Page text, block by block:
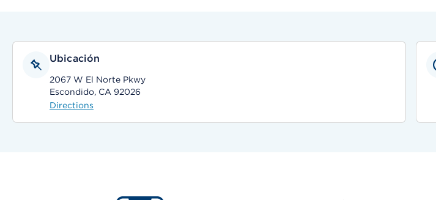
Ubicación
2067 W El Norte Pkwy
Escondido, CA 92026
Directions